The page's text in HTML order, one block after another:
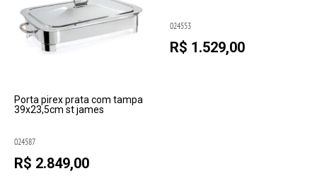
Porta pirex prata com tampa
39x23,5cm st james
024587
R$ 2.849,00
024553
R$ 1.529,00